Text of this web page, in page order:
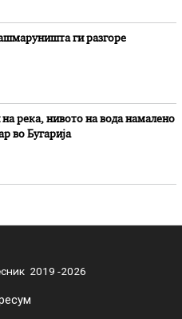
ги разгоре
река, нивото на вода намалено
во Бугарија
2019 -2026